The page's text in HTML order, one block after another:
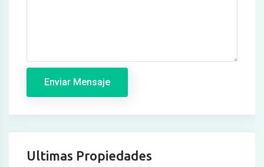
Enviar Mensaje
Ultimas Propiedades